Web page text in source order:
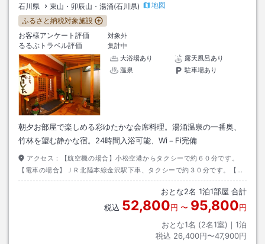
石川県 東山・卯辰山・湯涌(石川県)
地図
ふるさと納税対象施設
お客様アンケート評価
対象外
るるぶトラベル評価
集計中
大浴場あり
露天風呂あり
温泉
駐車場あり
朝夕お部屋で楽しめる彩ゆたかな会席料理。湯涌温泉の一番奥、
竹林を望む静かな宿。24時間入浴可能、Wi－Fi完備
アクセス：
【航空機の場合】小松空港からタクシーで約６０分です。
【電車の場合】ＪＲ北陸本線金沢駅下車、タクシーで約３０分です。【お
車の場合】北陸自動車道金沢森本Ｉ．Ｃより金沢環状道路経由で約４０分
おとな2名 1泊1部屋 合計
税込 52,800円 〜 95,800円
おとな1名 (2名1室)｜ 1泊
税込 26,400円〜47,900円